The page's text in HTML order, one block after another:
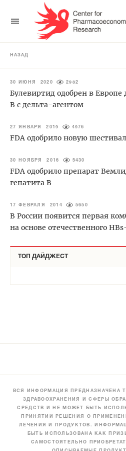
НАЗАД
30 ИЮНЯ 2020 2982
Булевиртид одобрен в Европе
В с дельта-агентом
27 ЯНВАРЯ 2019 4976
FDA одобрило новую
30 НОЯБРЯ 2016 5430
FDA одобрило препарат
гепатита В
17 ФЕВРАЛЯ 2014 5650
В России появится первая
на основе отечественного
ТОП ДАЙДЖЕСТ
ВСЯ ИНФОРМАЦИЯ ПРЕДНАЗНАЧЕНА
ЗДРАВООХРАНЕНИЯ И СФЕРЫ
СРЕДСТВ И НЕ МОЖЕТ БЫТЬ
ПРИНЯТИИ РЕШЕНИЯ О
ЛЕЧЕНИЯ И ПРОДУКТОВ.
БЫТЬ ИСПОЛЬЗОВАНА КАК
САМОСТОЯТЕЛЬНО